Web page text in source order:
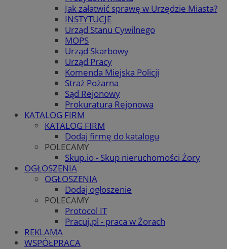
Jak załatwić sprawę w Urzędzie Miasta?
INSTYTUCJE
Urząd Stanu Cywilnego
MOPS
Urząd Skarbowy
Urząd Pracy
Komenda Miejska Policji
Straż Pożarna
Sąd Rejonowy
Prokuratura Rejonowa
KATALOG FIRM
KATALOG FIRM
Dodaj firmę do katalogu
POLECAMY
Skup.io - Skup nieruchomości Żory
OGŁOSZENIA
OGŁOSZENIA
Dodaj ogłoszenie
POLECAMY
Protocol IT
Pracuj.pl - praca w Żorach
REKLAMA
WSPÓŁPRACA